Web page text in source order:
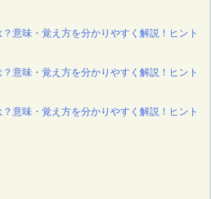
意味・覚え方を分かりやすく解説！ヒント
意味・覚え方を分かりやすく解説！ヒント
意味・覚え方を分かりやすく解説！ヒント